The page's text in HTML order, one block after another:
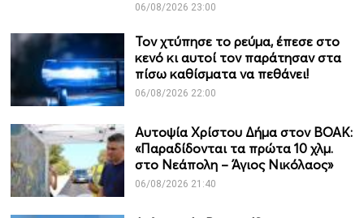
06/08/2026 23:00
Τον χτύπησε το ρεύμα, έπεσε στο
κενό κι αυτοί τον παράτησαν στα
πίσω καθίσματα να πεθάνει!
06/08/2026 22:00
Αυτοψία Χρίστου Δήμα στον ΒΟΑΚ:
«Παραδίδονται τα πρώτα 10 χλμ.
στο Νεάπολη – Άγιος Νικόλαος»
06/08/2026 21:40